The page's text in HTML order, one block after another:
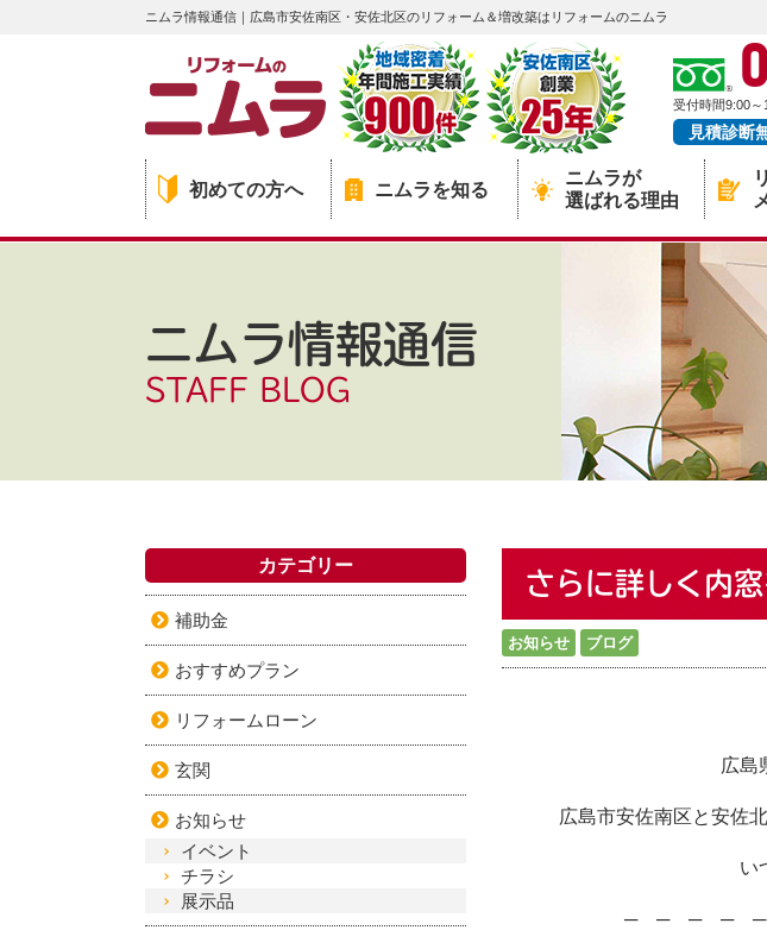
ニムラ情報通信｜広島市安佐南区・安佐北区のリフォーム＆増改築はリフォームのニムラ
受付時間9:00～
見積診断
初めての方へ ニムラを知る
ニムラが
選ばれる理由
ニムラ情報通信
STAFF BLOG
さらに詳しく内
お知らせ ブログ
広島
広島市安佐南区と安佐
い
─ ─ ─ ─
カテゴリー
補助金
おすすめプラン
リフォームローン
玄関
お知らせ
イベント
チラシ
展示品